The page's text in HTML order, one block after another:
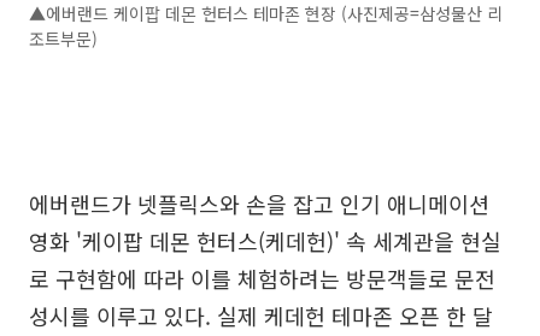
▲에버랜드 케이팝 데몬 헌터스 테마존 현장 (사진제공=삼성물산 리
조트부문)
에버랜드가 넷플릭스와 손을 잡고 인기 애니메이션
영화 '케이팝 데몬 헌터스(케데헌)' 속 세계관을 현실
로 구현함에 따라 이를 체험하려는 방문객들로 문전
성시를 이루고 있다. 실제 케데헌 테마존 오픈 한 달